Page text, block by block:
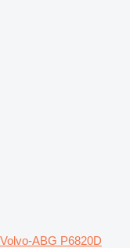
Volvo-ABG P6820D